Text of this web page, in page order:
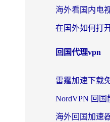
回国代理vpn